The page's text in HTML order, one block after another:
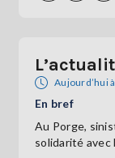
Aujourd’hui
En bref
Au Porge,
solidarité avec